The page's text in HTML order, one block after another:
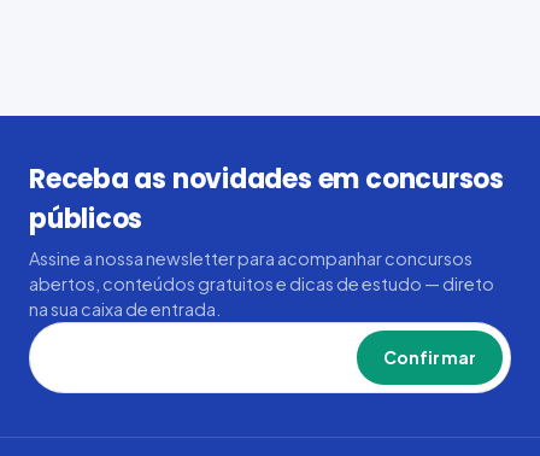
Receba as novidades em concursos
públicos
Assine a nossa newsletter para acompanhar concursos
abertos, conteúdos gratuitos e dicas de estudo — direto
na sua caixa de entrada.
Confirmar